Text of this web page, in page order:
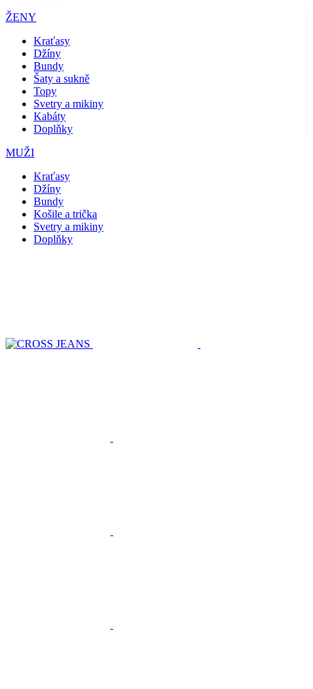
ŽENY
Kraťasy
Džíny
Bundy
Šaty a sukně
Topy
Svetry a mikiny
Kabáty
Doplňky
MUŽI
Kraťasy
Džíny
Bundy
Košile a trička
Svetry a mikiny
Doplňky